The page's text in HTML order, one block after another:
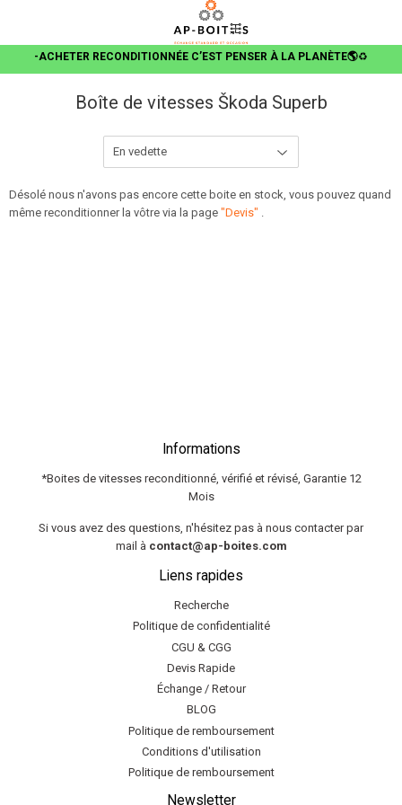
-ACHETER RECONDITIONNÉE C’EST PENSER À LA PLANÈTE🌎♻️
Boîte de vitesses Škoda Superb
Désolé nous n'avons pas encore cette boite en stock, vous pouvez quand
même reconditionner la vôtre via la page "Devis" .
Informations
*Boites de vitesses reconditionné, vérifié et révisé, Garantie 12
Mois
Si vous avez des questions, n'hésitez pas à nous contacter par
mail à contact@ap-boites.com
Liens rapides
Recherche
Politique de confidentialité
CGU & CGG
Devis Rapide
Échange / Retour
BLOG
Politique de remboursement
Conditions d'utilisation
Politique de remboursement
Newsletter